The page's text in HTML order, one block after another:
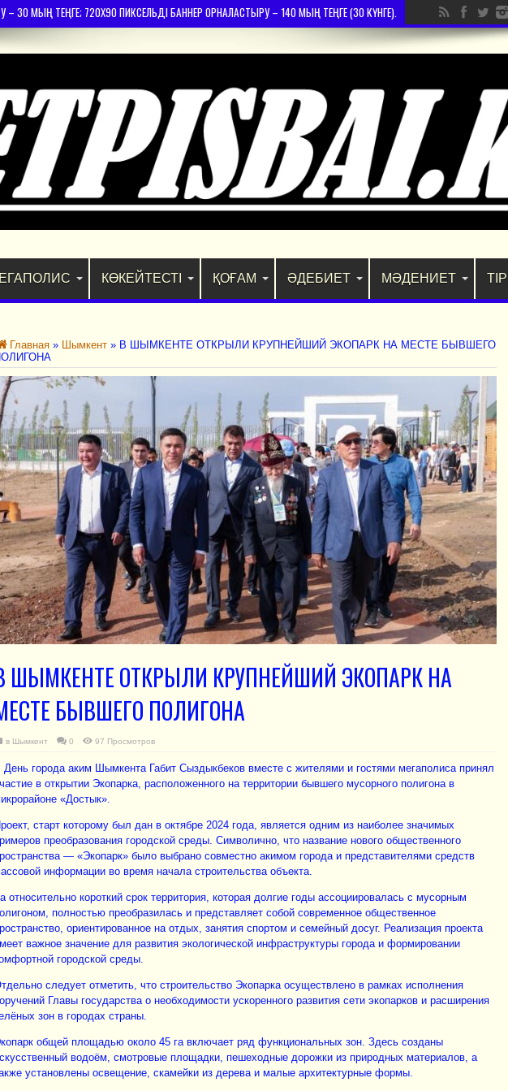
МЫҢ ТЕҢГЕ; 720Х90 ПИКСЕЛЬДІ БАННЕР ОРНАЛАСТЫРУ – 140 МЫҢ ТЕҢГЕ (30 КҮНГЕ).
КӨКЕЙТЕСТІ ҚОҒАМ ӘДЕБИЕТ МӘДЕНИЕТ
Главная » Шымкент » В ШЫМКЕНТЕ ОТКРЫЛИ КРУПНЕЙШИЙ ЭКОПАРК НА МЕСТЕ БЫВШЕГО
ШЫМКЕНТЕ ОТКРЫЛИ КРУПНЕЙШИЙ ЭКОПАРК НА
БЫВШЕГО ПОЛИГОНА
в Шымкент 0 97 Просмотров
День города аким Шымкента Габит Сыздыкбеков вместе с жителями и гостями мегаполиса принял
в открытии Экопарка, расположенного на территории бывшего мусорного полигона в
«Достык».
старт которому был дан в октябре 2024 года, является одним из наиболее значимых
преобразования городской среды. Символично, что название нового общественного
— «Экопарк» было выбрано совместно акимом города и представителями средств
информации во время начала строительства объекта.
относительно короткий срок территория, которая долгие годы ассоциировалась с мусорным
полностью преобразилась и представляет собой современное общественное
ориентированное на отдых, занятия спортом и семейный досуг. Реализация проекта
важное значение для развития экологической инфраструктуры города и формировании
городской среды.
следует отметить, что строительство Экопарка осуществлено в рамках исполнения
Главы государства о необходимости ускоренного развития сети экопарков и расширения
зон в городах страны.
общей площадью около 45 га включает ряд функциональных зон. Здесь созданы
водоём, смотровые площадки, пешеходные дорожки из природных материалов, а
установлены освещение, скамейки из дерева и малые архитектурные формы.